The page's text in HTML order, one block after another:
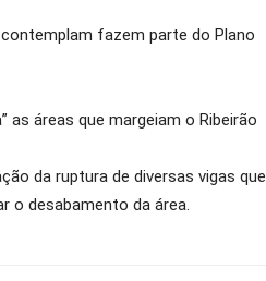
fazem parte do Plano
as áreas que margeiam o Ribeirão
da ruptura de diversas vigas que
o desabamento da área.